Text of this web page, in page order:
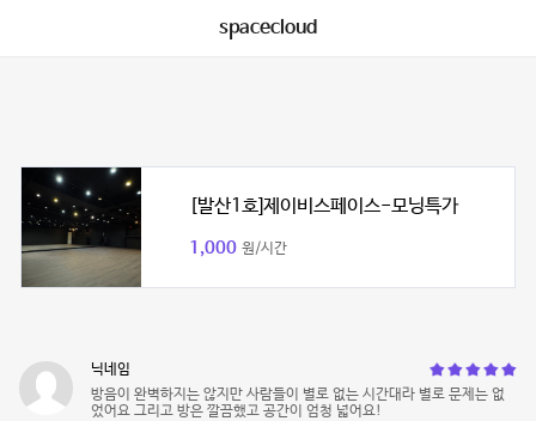
spacecloud
[발산1호]제이비스페이스-모닝특가
1,000 원/시간
닉네임
방음이 완벽하지는 않지만 사람들이 별로 없는 시간대라 별로 문제는 없
었어요 그리고 방은 깔끔했고 공간이 엄청 넓어요!